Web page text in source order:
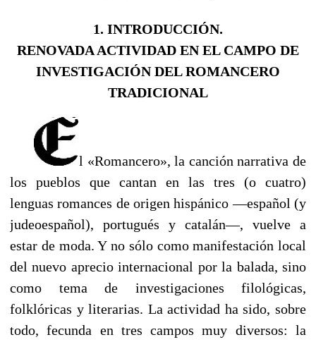
1. INTRODUCCIÓN.
RENOVADA ACTIVIDAD EN EL CAMPO DE
INVESTIGACIÓN DEL ROMANCERO
TRADICIONAL
l «Romancero», la canción narrativa de
los pueblos que cantan en las tres (o cuatro)
lenguas romances de origen hispánico —español (y
judeoespañol), portugués y catalán—, vuelve a
estar de moda. Y no sólo como manifestación local
del nuevo aprecio internacional por la balada, sino
como tema de investigaciones filológicas,
folklóricas y literarias. La actividad ha sido, sobre
todo, fecunda en tres campos muy diversos: la